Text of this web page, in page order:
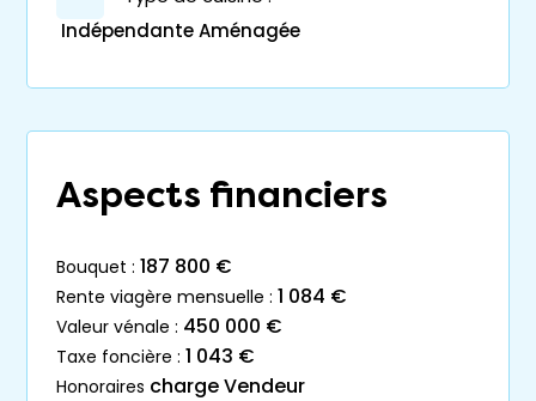
Indépendante Aménagée
Aspects financiers
bouquet : 187 800 €
rente viagère mensuelle : 1 084 €
valeur vénale : 450 000 €
taxe foncière : 1 043 €
honoraires charge Vendeur